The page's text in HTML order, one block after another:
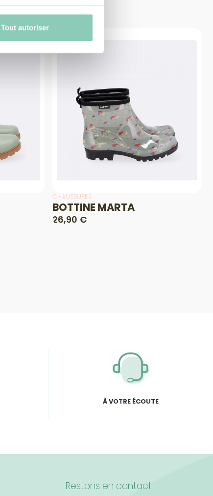
Tout autoriser
CHAUSSURES
BOTTINE MARTA
26,90 €
À VOTRE ÉCOUTE
Restons en contact